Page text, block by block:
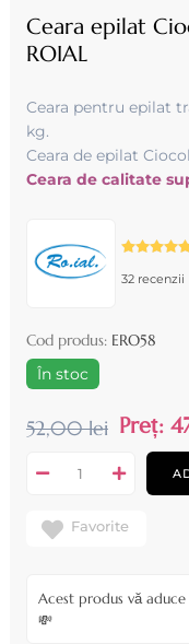
Ceara epilat
ROIAL
Ceara pentru epilat
kg .
Ceara de epilat
Ceara de calitate
32 recenzii
Cod produs: ERO58
În stoc
52,00 lei Preț:
Favorite
Acest produs vă aduce
💸